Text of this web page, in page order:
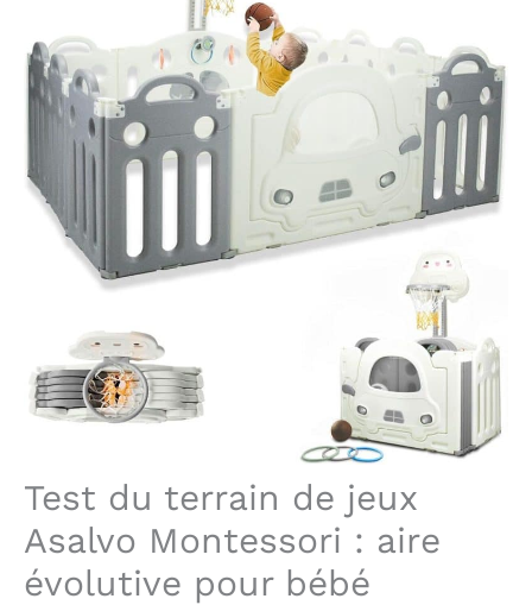
Test du terrain de jeux
Asalvo Montessori : aire
évolutive pour bébé